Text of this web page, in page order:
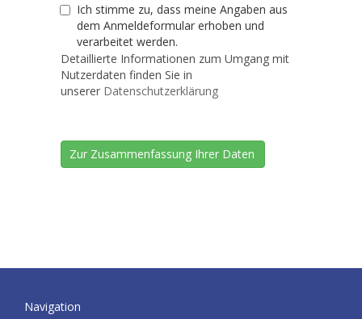
Ich stimme zu, dass meine Angaben aus
dem Anmeldeformular erhoben und
verarbeitet werden.
Detaillierte Informationen zum Umgang mit
Nutzerdaten finden Sie in
unserer Datenschutzerklärung
Navigation